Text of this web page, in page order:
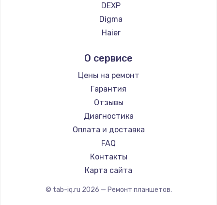
DEXP
Digma
Haier
Prestigio
Microsoft
BlackView
Amazon
Aquarius
Dell
HP
Getac
ZTE
О сервисе
Цены на ремонт
Гарантия
Отзывы
Диагностика
Оплата и доставка
FAQ
Контакты
Карта сайта
© tab-iq.ru 2026 — Ремонт планшетов.